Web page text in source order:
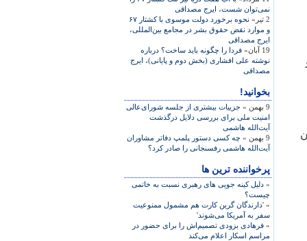
نمی‌توان شست، ايرج مصداقی
2 تیر»
نحوه برخورد دولت موسوی با کشتار ۶۷
و موارد نقض حقوق بشر در مجامع بين‌المللی،
ايرج مصداقی
19 آبان»
فردا را چگونه بايد ساخت؟ درباره
نوشته علی افشاری (بخش دوم و پايانی)، ايرج
مصداقی
بخوانید!
9 بهمن »
جزییات بیشتری از جلسه شورای‌عالی
امنیت ملی برای بررسی دلایل درگذشت
آیت‌الله هاشمی
9 بهمن »
چه کسی دستور پلمپ دفاتر مشاوران
آیت‌الله هاشمی رفسنجانی را صادر کرد؟
پرخواننده ترین ها
» دلیل کینه جویی های رهبری نسبت به خاتمی
چیست؟
» 'دارندگان گرین کارت هم مشمول ممنوعیت
سفر به آمریکا می‌شوند'
» فرهادی بزودی تصمیم‌اش را برای حضور در
مراسم اسکار اعلام می‌کند